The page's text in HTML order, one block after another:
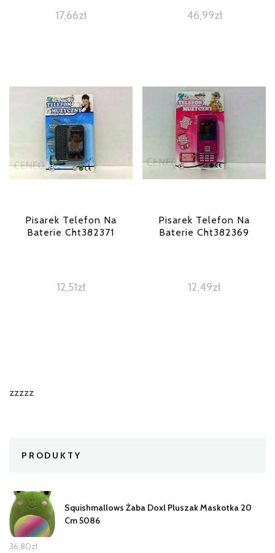
17,66zł 46,99zł
Pisarek Telefon Na
Baterie Cht382371
12,51zł
Pisarek Telefon Na
Baterie Cht382369
12,49zł
zzzzz
PRODUKTY
Squishmallows Żaba Doxl Pluszak Maskotka 20
Cm 5086
36,80zł